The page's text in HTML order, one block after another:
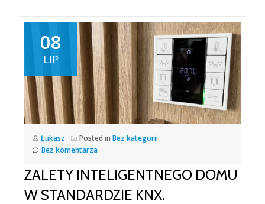
08
LIP
Łukasz Posted in Bez kategorii
Bez komentarza
ZALETY INTELIGENTNEGO DOMU
W STANDARDZIE KNX.